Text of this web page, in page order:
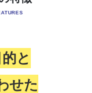
CEGA
と
せた